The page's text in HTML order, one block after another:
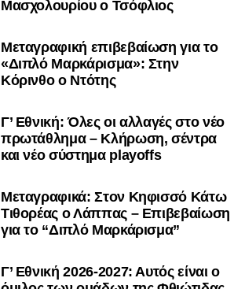
Μασχολουρίου ο Τσόφλιος
Μεταγραφική επιβεβαίωση για το
«Διπλό Μαρκάρισμα»: Στην
Κόρινθο ο Ντότης
Γ’ Εθνική: Όλες οι αλλαγές στο νέο
πρωτάθλημα – Κλήρωση, σέντρα
και νέο σύστημα playoffs
Μεταγραφικά: Στον Κηφισσό Κάτω
Τιθορέας ο Λάππας – Επιβεβαίωση
για το “Διπλό Μαρκάρισμα”
Γ’ Εθνική 2026-2027: Αυτός είναι ο